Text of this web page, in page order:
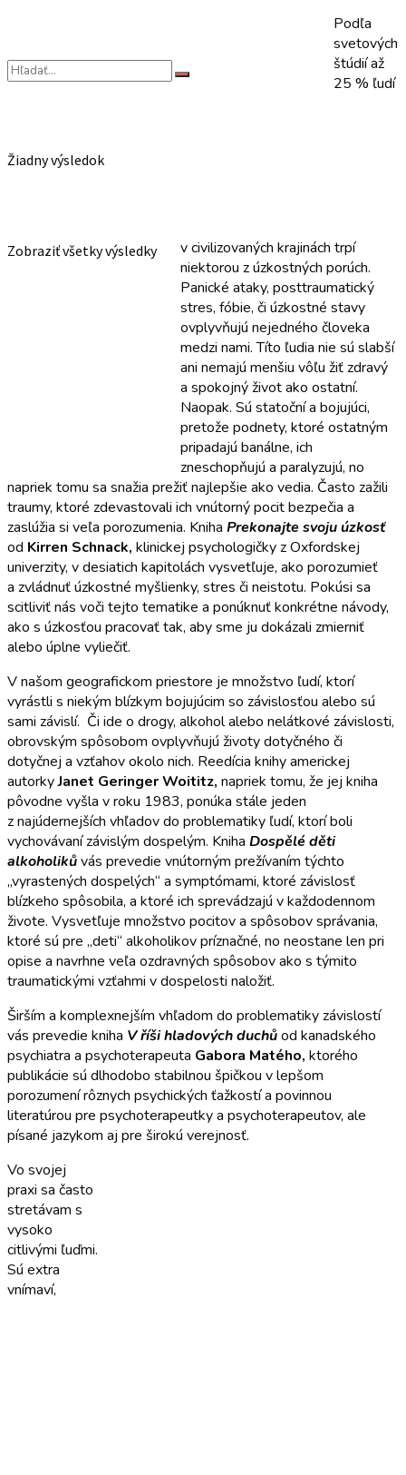
Žiadny výsledok
Zobraziť všetky výsledky
Podľa
svetových
štúdií až
25 % ľudí
v civilizovaných krajinách trpí
niektorou z úzkostných porúch.
Panické ataky, posttraumatický
stres, fóbie, či úzkostné stavy
ovplyvňujú nejedného človeka
medzi nami. Títo ľudia nie sú slabší
ani nemajú menšiu vôľu žiť zdravý
a spokojný život ako ostatní.
Naopak. Sú statoční a bojujúci,
pretože podnety, ktoré ostatným
pripadajú banálne, ich
zneschopňujú a paralyzujú, no
napriek tomu sa snažia prežiť najlepšie ako vedia. Často zažili
traumy, ktoré zdevastovali ich vnútorný pocit bezpečia a
zaslúžia si veľa porozumenia. Kniha Prekonajte svoju úzkosť
od Kirren Schnack, klinickej psychologičky z Oxfordskej
univerzity, v desiatich kapitolách vysvetľuje, ako porozumieť
a zvládnuť úzkostné myšlienky, stres či neistotu. Pokúsi sa
scitliviť nás voči tejto tematike a ponúknuť konkrétne návody,
ako s úzkosťou pracovať tak, aby sme ju dokázali zmierniť
alebo úplne vyliečiť.
V našom geografickom priestore je množstvo ľudí, ktorí
vyrástli s niekým blízkym bojujúcim so závislosťou alebo sú
sami závislí. Či ide o drogy, alkohol alebo nelátkové závislosti,
obrovským spôsobom ovplyvňujú životy dotyčného či
dotyčnej a vzťahov okolo nich. Reedícia knihy americkej
autorkyJanet Geringer Woititz, napriek tomu, že jej kniha
pôvodne vyšla v roku 1983, ponúka stále jeden
z najúdernejších vhľadov do problematiky ľudí, ktorí boli
vychovávaní závislým dospelým. Kniha Dospělé děti
alkoholikůvás prevedie vnútorným prežívaním týchto
„vyrastených dospelých“ a symptómami, ktoré závislosť
blízkeho spôsobila, a ktoré ich sprevádzajú v každodennom
živote. Vysvetľuje množstvo pocitov a spôsobov správania,
ktoré sú pre „deti“ alkoholikov príznačné, no neostane len pri
opise a navrhne veľa ozdravných spôsobov ako s týmito
traumatickými vzťahmi v dospelosti naložiť.
Širším a komplexnejším vhľadom do problematiky závislostí
vás prevedie kniha V říši hladových duchůod kanadského
psychiatra a psychoterapeuta Gabora Matého, ktorého
publikácie sú dlhodobo stabilnou špičkou v lepšom
porozumení rôznych psychických ťažkostí a povinnou
literatúrou pre psychoterapeutky a psychoterapeutov, ale
písané jazykom aj pre širokú verejnosť.
Vo svojej
praxi sa často
stretávam s
vysoko
citlivými ľuďmi.
Sú extra
vnímaví,